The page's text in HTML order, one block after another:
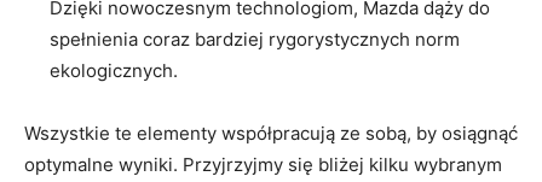
Dzięki‍ nowoczesnym technologiom, Mazda⁤ dąży do⁣
spełnienia ⁢coraz bardziej‍ rygorystycznych norm
⁤ekologicznych.
Wszystkie te‍ elementy współpracują‍ ze sobą, by osiągnąć
optymalne wyniki. ⁢Przyjrzyjmy‌ się⁤ bliżej kilku⁣ wybranym